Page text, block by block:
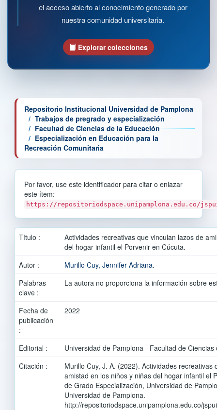
el acceso abierto al conocimiento generado por
nuestra comunidad universitaria.
Explorar colecciones
Repositorio Institucional Universidad de Pamplona
Trabajos de pregrado y especialización
Facultad de Ciencias de la Educación
Especialización en Educación para la
Recreación Comunitaria
Por favor, use este identificador para citar o enlazar
este ítem:
https://repositoriodspace.unipamplona.edu.co/
Título :
Actividades recreativas que vinculan lazos de
del hogar infantil el Porvenir en Cúcuta.
Autor :
Murillo Cuy, Jennifer Adriana.
Palabras
clave :
La autora no proporciona la información sobre
Fecha de
publicación
:
2022
Editorial :
Universidad de Pamplona - Facultad de Ciencias
Citación :
Murillo Cuy, J. A. (2022). Actividades recreativas
amistad en los niños y niñas del hogar infantil el
de Grado Especialización, Universidad de
Universidad de Pamplona.
http://repositoriodspace.unipamplona.edu.co/